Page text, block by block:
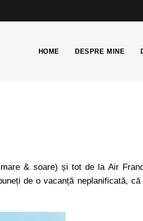
HOME DESPRE MINE
& soare) și tot de la Air
de o vacanță neplanificată, că